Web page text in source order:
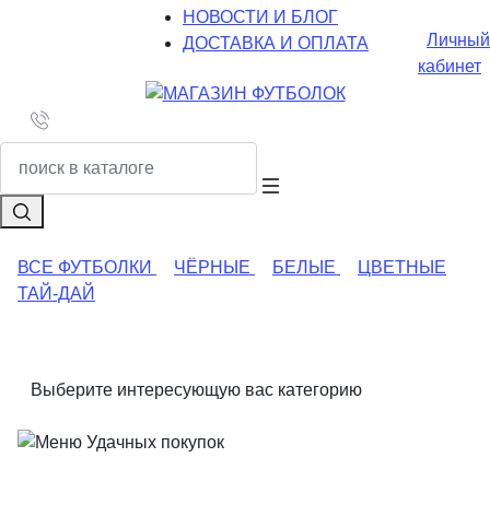
НОВОСТИ И БЛОГ
ДОСТАВКА И ОПЛАТА
Личный
кабинет
ВСЕ ФУТБОЛКИ ЧЁРНЫЕ БЕЛЫЕ
ЦВЕТНЫЕ
ТАЙ-ДАЙ
Выберите интересующую вас категорию